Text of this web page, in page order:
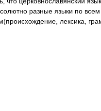
разные языки по всем
лексика,